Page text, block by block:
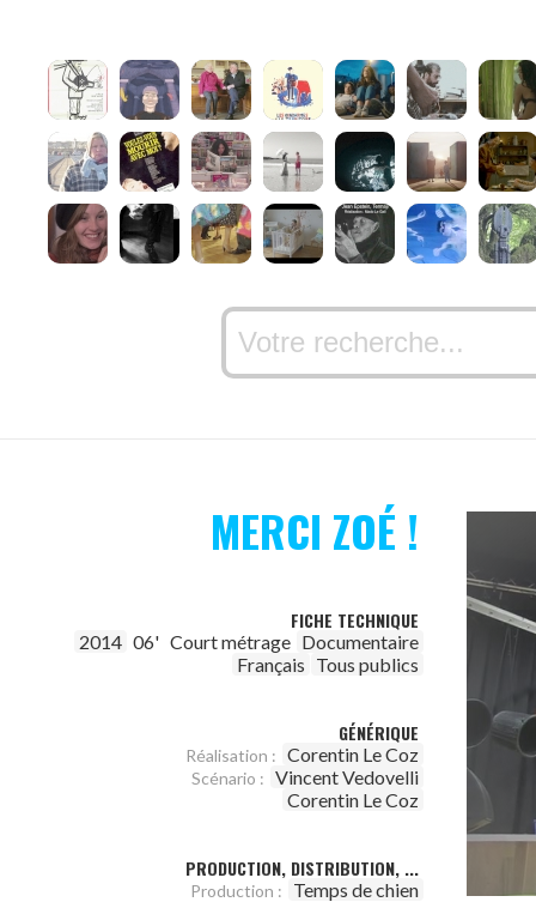
MERCI ZOÉ !
FICHE TECHNIQUE
2014 06' Court métrage Documentaire
Français Tous publics
GÉNÉRIQUE
Réalisation : Corentin Le Coz
Scénario : Vincent Vedovelli
Corentin Le Coz
PRODUCTION, DISTRIBUTION, ...
Production : Temps de chien